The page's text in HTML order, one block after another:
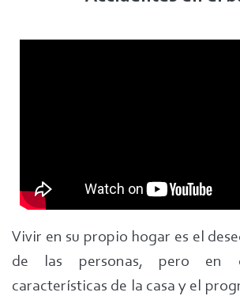
Vivir en su propio hogar es el
de las personas, pero en
características de la casa y el